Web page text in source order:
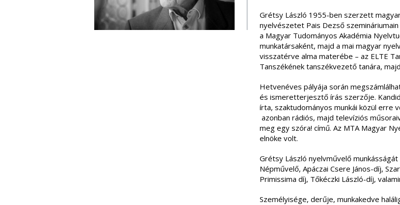
Grétsy László 1955-ben szerzett
nyelvészetet Pais Dezső
a Magyar Tudományos Akadémia
munkatársaként, majd a mai magyar
visszatérve alma materébe – az ELTE
Tanszékének tanszékvezető tanára,
Hetvenéves pályája során
és ismeretterjesztő írás szerzője.
írta, szaktudományos munkái közül erre
azonban rádiós, majd televíziós
meg egy szóra! című. Az MTA Magyar
elnöke volt.
Grétsy László nyelvművelő
Népművelő, Apáczai Csere János-díj,
Primissima díj, Tőkéczki László-díj,
Személyisége, derűje, munkakedve